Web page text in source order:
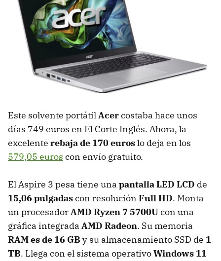
Este solvente portátilAcercostaba hace unos
días 749 euros en El Corte Inglés. Ahora, la
excelente rebaja de 170 euroslo deja en los
579,05 euros con envío gratuito.
El Aspire 3 pesa tiene una pantalla LED LCD de
15,06 pulgadascon resolución Full HD. Monta
un procesadorAMD Ryzen 7 5700Ucon una
gráfica integrada AMD Radeon. Su memoria
RAM es de 16 GB y su almacenamiento SSD de 1
TB. Llega con el sistema operativoWindows 11